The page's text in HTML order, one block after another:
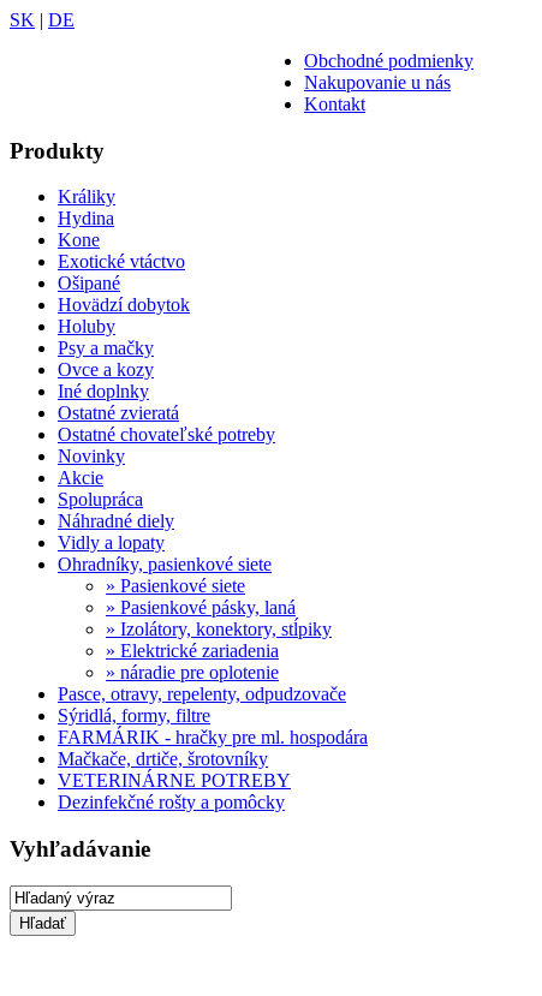
SK | DE
Obchodné podmienky
Nakupovanie u nás
Kontakt
Produkty
Králiky
Hydina
Kone
Exotické vtáctvo
Ošipané
Hovädzí dobytok
Holuby
Psy a mačky
Ovce a kozy
Iné doplnky
Ostatné zvieratá
Ostatné chovateľské potreby
Novinky
Akcie
Spolupráca
Náhradné diely
Vidly a lopaty
Ohradníky, pasienkové siete
» Pasienkové siete
» Pasienkové pásky, laná
» Izolátory, konektory, stĺpiky
» Elektrické zariadenia
» náradie pre oplotenie
Pasce, otravy, repelenty, odpudzovače
Sýridlá, formy, filtre
FARMÁRIK - hračky pre ml. hospodára
Mačkače, drtiče, šrotovníky
VETERINÁRNE POTREBY
Dezinfekčné rošty a pomôcky
Vyhľadávanie